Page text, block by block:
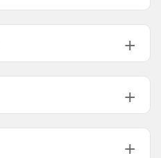
Laag, Vlak setup, 4-